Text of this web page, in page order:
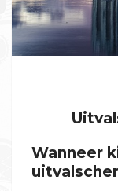
Wanneer